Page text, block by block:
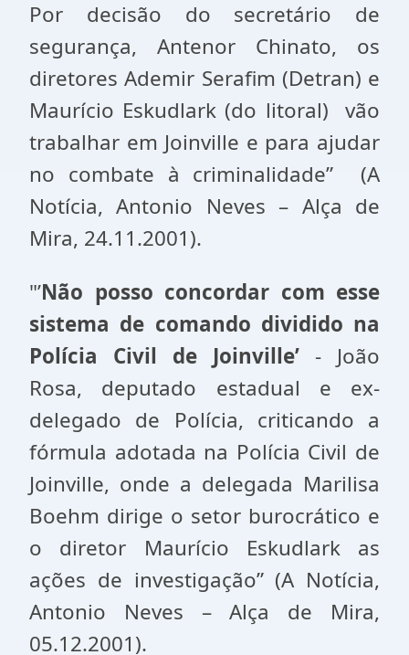
Por decisão do secretário de
segurança, Antenor Chinato, os
diretores Ademir Serafim (Detran) e
Maurício Eskudlark (do litoral) vão
trabalhar em Joinville e para ajudar
no combate à criminalidade” (A
Notícia, Antonio Neves – Alça de
Mira, 24.11.2001).
"’Não posso concordar com esse
sistema de comando dividido na
Polícia Civil de Joinville’ - João
Rosa, deputado estadual e ex-
delegado de Polícia, criticando a
fórmula adotada na Polícia Civil de
Joinville, onde a delegada Marilisa
Boehm dirige o setor burocrático e
o diretor Maurício Eskudlark as
ações de investigação” (A Notícia,
Antonio Neves – Alça de Mira,
05.12.2001).